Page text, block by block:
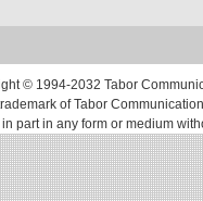
© 1994-2032 Tabor
of Tabor
part in any form or medium